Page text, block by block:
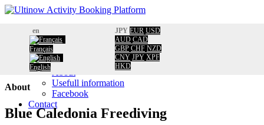
en
Français
English
JPY EUR USD
AUD CAD
GBP CHF NZD
CNY JPY XPF
HKD
Home
Booking
Calendar
Information
Usefull information
Facebook
Contact
Home/
About
About
Blue Caledonia Freediving